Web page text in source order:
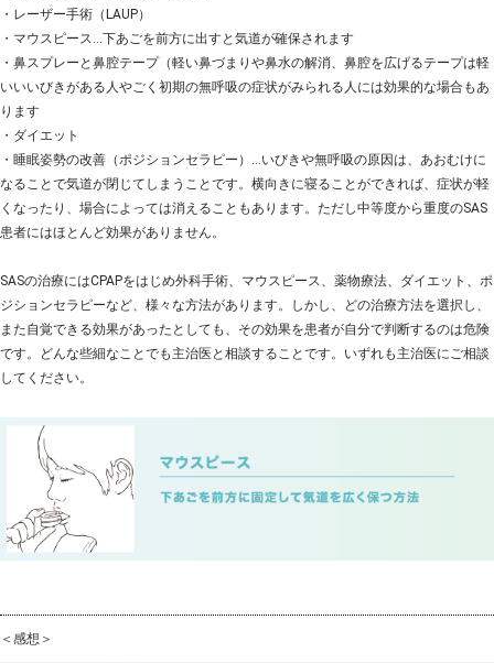
・レーザー手術（LAUP）
・マウスピース…下あごを前方に出すと気道が確保されます
・鼻スプレーと鼻腔テープ（軽い鼻づまりや鼻水の解消、鼻腔を広げるテープは軽
いいいびきがある人やごく初期の無呼吸の症状がみられる人には効果的な場合もあ
ります
・ダイエット
・睡眠姿勢の改善（ポジションセラピー）…いびきや無呼吸の原因は、あおむけに
なることで気道が閉じてしまうことです。横向きに寝ることができれば、症状が軽
くなったり、場合によっては消えることもあります。ただし中等度から重度のSAS
患者にはほとんど効果がありません。
SASの治療にはCPAPをはじめ外科手術、マウスピース、薬物療法、ダイエット、ポ
ジションセラピーなど、様々な方法があります。しかし、どの治療方法を選択し、
また自覚できる効果があったとしても、その効果を患者が自分で判断するのは危険
です。どんな些細なことでも主治医と相談することです。いずれも主治医にご相談
してください。
＜感想＞